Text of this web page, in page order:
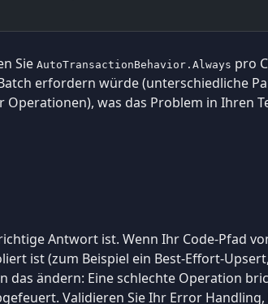
Sie AutoTransactionBehavior.Always pro
erfordern würde (unterschiedliche
was das Problem in Ihren
Antwort ist. Wenn Ihr Code-Pfad
ist (zum Beispiel ein Best-Effort-
ändern: Eine schlechte Operation
Validieren Sie Ihr Error